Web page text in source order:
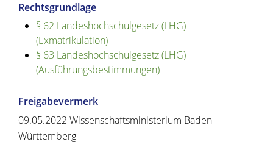
Rechtsgrundlage
§ 62 Landeshochschulgesetz (LHG)
(Exmatrikulation)
§ 63 Landeshochschulgesetz (LHG)
(Ausführungsbestimmungen)
Freigabevermerk
09.05.2022 Wissenschaftsministerium Baden-
Württemberg